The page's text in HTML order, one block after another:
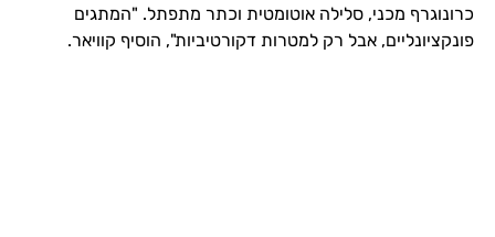
כרונוגרף מכני, סלילה אוטומטית וכתר מתפתל. "המתגים
פונקציונליים, אבל רק למטרות דקורטיביות", הוסיף קוויאר.